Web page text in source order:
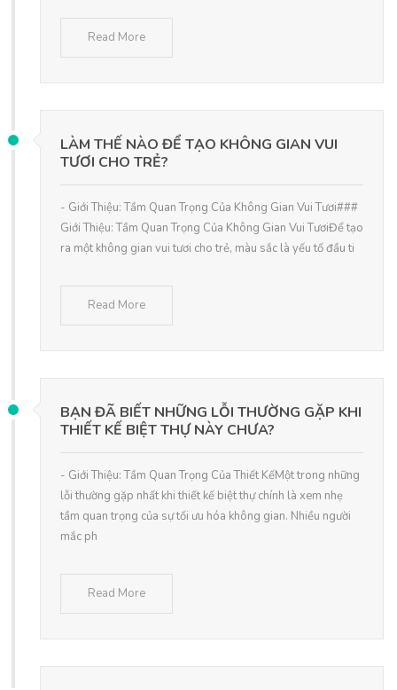
Read More
LÀM THẾ NÀO ĐỂ TẠO KHÔNG GIAN VUI
TƯƠI CHO TRẺ?
- Giới Thiệu: Tầm Quan Trọng Của Không Gian Vui Tươi###
Giới Thiệu: Tầm Quan Trọng Của Không Gian Vui TươiĐể tạo
ra một không gian vui tươi cho trẻ, màu sắc là yếu tố đầu ti
Read More
BẠN ĐÃ BIẾT NHỮNG LỖI THƯỜNG GẶP KHI
THIẾT KẾ BIỆT THỰ NÀY CHƯA?
- Giới Thiệu: Tầm Quan Trọng Của Thiết KếMột trong những
lỗi thường gặp nhất khi thiết kế biệt thự chính là xem nhẹ
tầm quan trọng của sự tối ưu hóa không gian. Nhiều người
mắc ph
Read More